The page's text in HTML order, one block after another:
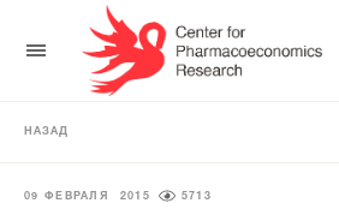
НАЗАД
09 ФЕВРАЛЯ 2015 5713